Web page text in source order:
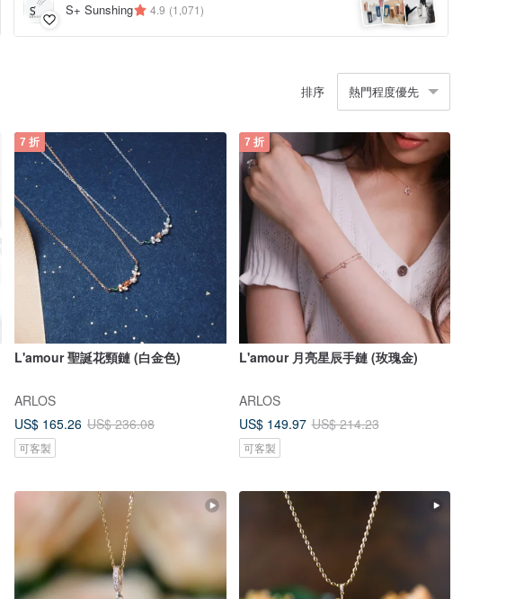
S+ Sunshing 4.9 (1,071)
排序 熱門程度優先
7 折
L'amour 聖誕花頸鏈 (白金色)
ARLOS
US$ 165.26 US$ 236.08
可客製
7 折
L'amour 月亮星辰手鏈 (玫瑰金)
ARLOS
US$ 149.97 US$ 214.23
可客製